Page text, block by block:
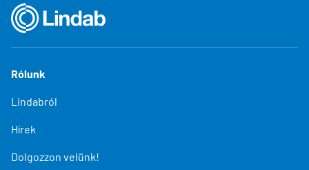
Rólunk
Lindabról
Hírek
Dolgozzon velünk!